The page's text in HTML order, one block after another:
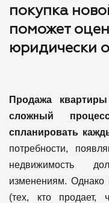
покупка
поможет
юридически
Продажа
сложный
спланировать
потребности,
недвижимость
изменениям. Однако
(тех, кто продает,